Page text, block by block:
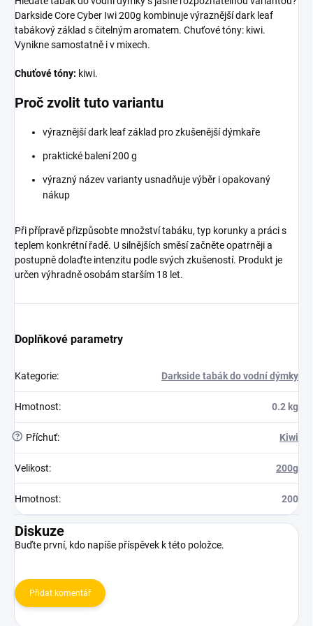
Darkside Core Cyber Iwi 200g kombinuje výraznější dark leaf
tabákový základ s čitelným aromatem. Chuťové tóny: kiwi.
Vynikne samostatně i v mixech.
Chuťové tóny: kiwi.
Proč zvolit tuto variantu
výraznější dark leaf základ pro zkušenější dýmkaře
praktické balení 200 g
výrazný název varianty usnadňuje výběr i opakovaný
nákup
Při přípravě přizpůsobte množství tabáku, typ korunky a práci s
teplem konkrétní řadě. U silnějších směsí začněte opatrněji a
postupně dolaďte intenzitu podle svých zkušeností. Produkt je
určen výhradně osobám starším 18 let.
Doplňkové parametry
Kategorie: Darkside tabák do vodní dýmky
Hmotnost: 0.2 kg
? Příchuť: Kiwi
Velikost: 200g
Hmotnost: 200
Diskuze
Buďte první, kdo napíše příspěvek k této položce.
Přidat komentář